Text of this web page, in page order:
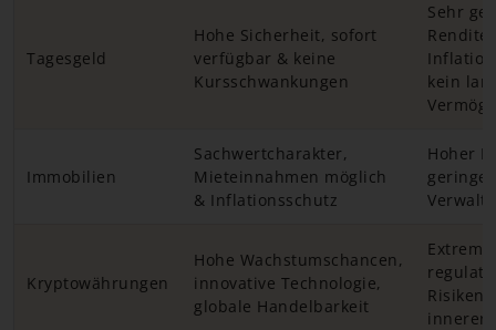
Tagesgeld
Hohe Sicherheit, sofort
verfügbar & keine
Kursschwankungen
Sehr
Rendite,
kein
Immobilien
Sachwertcharakter,
Mieteinnahmen möglich
& Inflationsschutz
Hoher
geringe
Kryptowährungen
Hohe Wachstumschancen,
innovative Technologie,
globale Handelbarkeit
Risiken
innerer